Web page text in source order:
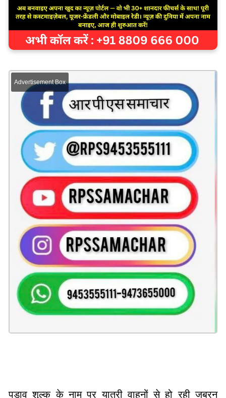
Advertisement Box
पड़ाव शुल्क के नाम पर यात्री वाहनों से हो रही जबरन